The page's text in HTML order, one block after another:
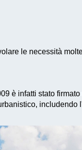
le necessità
è infatti stato
includendo